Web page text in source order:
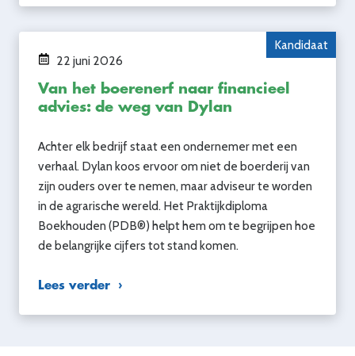
Kandidaat
22 juni 2026
Van het boerenerf naar financieel
advies: de weg van Dylan
Achter elk bedrijf staat een ondernemer met een
verhaal. Dylan koos ervoor om niet de boerderij van
zijn ouders over te nemen, maar adviseur te worden
in de agrarische wereld. Het Praktijkdiploma
Boekhouden (PDB®) helpt hem om te begrijpen hoe
de belangrijke cijfers tot stand komen.
Lees verder